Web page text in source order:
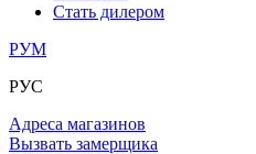
Стать дилером
РУМ
РУС
Адреса магазинов
Вызвать замерщика